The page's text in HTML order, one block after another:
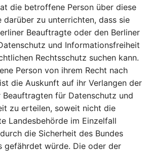
die betroffene Person über diese
zu unterrichten, dass sie
Beauftragte oder den Berliner
und Informationsfreiheit
Rechtsschutz suchen kann.
Person von ihrem Recht nach
die Auskunft auf ihr Verlangen der
Beauftragten für Datenschutz und
zu erteilen, soweit nicht die
Landesbehörde im Einzelfall
die Sicherheit des Bundes
gefährdet würde. Die oder der